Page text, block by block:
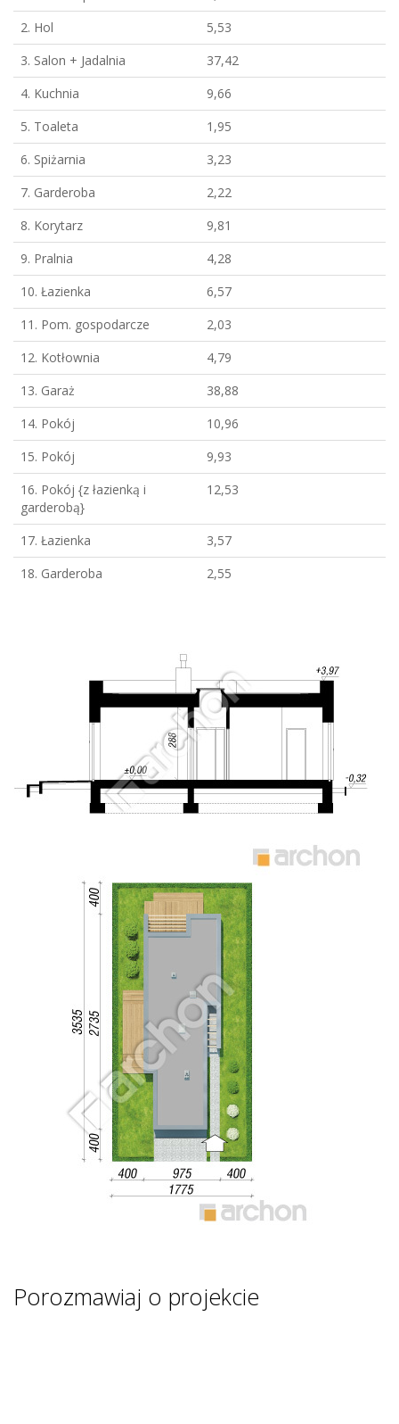
2. Hol
5,53
3. Salon + Jadalnia
37,42
4. Kuchnia
9,66
5. Toaleta
1,95
6. Spiżarnia
3,23
7. Garderoba
2,22
8. Korytarz
9,81
9. Pralnia
4,28
10. Łazienka
6,57
11. Pom. gospodarcze
2,03
12. Kotłownia
4,79
13. Garaż
38,88
14. Pokój
10,96
15. Pokój
9,93
16. Pokój {z łazienką i
garderobą}
12,53
17. Łazienka
3,57
18. Garderoba
2,55
Porozmawiaj o projekcie